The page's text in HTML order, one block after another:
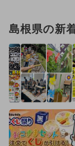
島根県の新